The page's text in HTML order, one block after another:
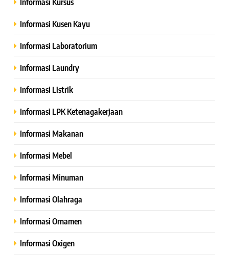
Informasi Kusen Kayu
Informasi Laboratorium
Informasi Laundry
Informasi Listrik
Informasi LPK Ketenagakerjaan
Informasi Makanan
Informasi Mebel
Informasi Minuman
Informasi Olahraga
Informasi Ornamen
Informasi Oxigen